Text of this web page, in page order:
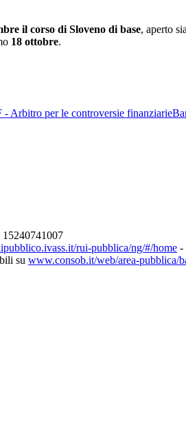
il corso di Sloveno di base, aperto
18 ottobre.
- Arbitro per le controversie finanziarie
rui-pubblica/ng/#/home -
su www.consob.it/web/area-pubblica/